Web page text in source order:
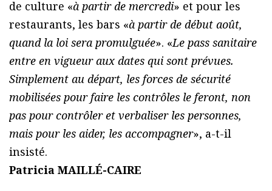
de culture «à partir de mercredi» et pour les
restaurants, les bars «à partir de début août,
quand la loi sera promulguée». «Le pass sanitaire
entre en vigueur aux dates qui sont prévues.
Simplement au départ, les forces de sécurité
mobilisées pour faire les contrôles le feront, non
pas pour contrôler et verbaliser les personnes,
mais pour les aider, les accompagner», a-t-il
insisté.
Patricia MAILLÉ-CAIRE